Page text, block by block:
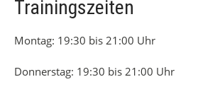
Trainingszeiten
Montag: 19:30 bis 21:00 Uhr
Donnerstag: 19:30 bis 21:00 Uhr